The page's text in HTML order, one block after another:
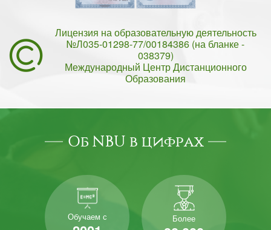
Лицензия на образовательную деятельность
№Л035-01298-77/00184386 (на бланке -
038379)
Международный Центр Дистанционного
Образования
Об NBU в цифрах
Обучаем с Более